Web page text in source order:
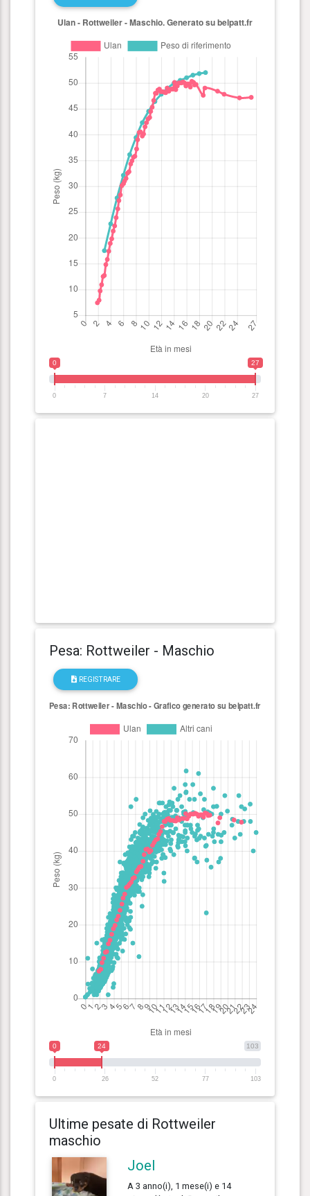
0 27
0 7 14 20 27
Pesa: Rottweiler - Maschio
REGISTRARE
103
0 24
0 26 52 77 103
Ultime pesate di Rottweiler
maschio
Joel
A 3 anno(i), 1 mese(i) e 14